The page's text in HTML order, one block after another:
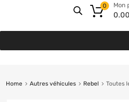
Mon
0.00
0
Home Autres véhicules Rebel Toutes